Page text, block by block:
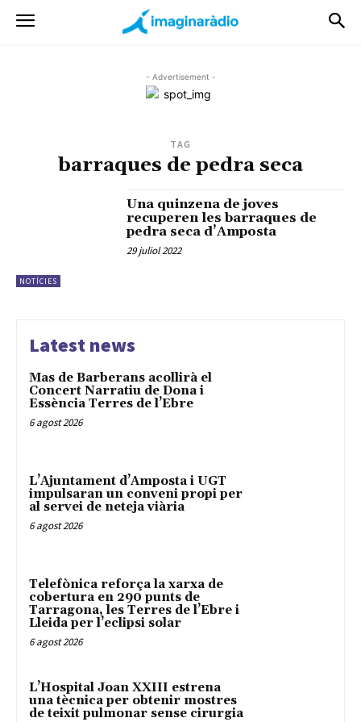
- Advertisement -
TAG
barraques de pedra seca
NOTÍCIES
Una quinzena de joves
recuperen les barraques de
pedra seca d’Amposta
29 juliol 2022
Latest news
Mas de Barberans acollirà el
Concert Narratiu de Dona i
Essència Terres de l’Ebre
6 agost 2026
L’Ajuntament d’Amposta i UGT
impulsaran un conveni propi per
al servei de neteja viària
6 agost 2026
Telefònica reforça la xarxa de
cobertura en 290 punts de
Tarragona, les Terres de l’Ebre i
Lleida per l’eclipsi solar
6 agost 2026
L’Hospital Joan XXIII estrena
una tècnica per obtenir mostres
de teixit pulmonar sense cirurgia